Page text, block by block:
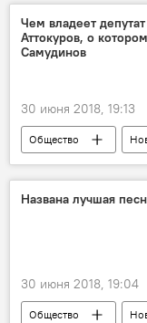
матч
Чемпионат мира по
Чем владеет
Аттокуров, о
Самудинов
30 июня 2018, 19:13
Общество
Данияр Аттокуров
Названа лучшая
30 июня 2018, 19:04
Общество